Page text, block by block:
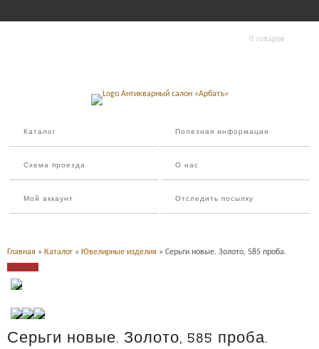
0 товаров
Каталог Полезная информация
Схема проезда О нас
Мой аккаунт Отследить посылку
Главная » Каталог » Ювелирные изделия » Серьги новые. Золото, 585 проба.
Продано
Серьги новые. Золото, 585 проба.